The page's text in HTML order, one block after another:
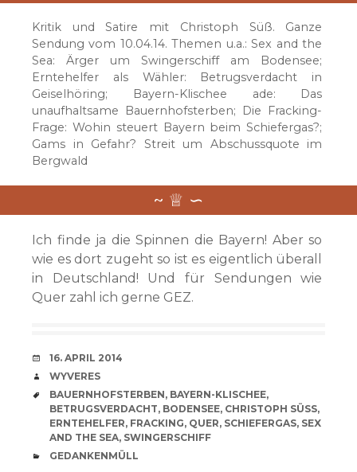
Kritik und Satire mit Christoph Süß. Ganze
Sendung vom 10.04.14. Themen u.a.: Sex and the
Sea: Ärger um Swingerschiff am Bodensee;
Erntehelfer als Wähler: Betrugsverdacht in
Geiselhöring; Bayern-Klischee ade: Das
unaufhaltsame Bauernhofsterben; Die Fracking-
Frage: Wohin steuert Bayern beim Schiefergas?;
Gams in Gefahr? Streit um Abschussquote im
Bergwald
Ich finde ja die Spinnen die Bayern! Aber so
wie es dort zugeht so ist es eigentlich überall
in Deutschland! Und für Sendungen wie
Quer zahl ich gerne GEZ.
VERABREDUNG
16. APRIL 2014
VERFASSER
WYVERES
SCHLAGWÖRTER
BAUERNHOFSTERBEN, BAYERN-KLISCHEE,
BETRUGSVERDACHT, BODENSEE, CHRISTOPH SÜSS ,
ERNTEHELFER, FRACKING, QUER, SCHIEFERGAS, SEX
AND THE SEA, SWINGERSCHIFF
CATEGORIES
GEDANKENMÜLL